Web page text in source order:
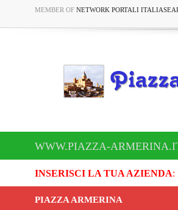
MEMBER OF NETWORK PORTALI
WWW.PIAZZA-
INSERISCI LA TUA AZIENDA:
PIAZZA ARMERINA